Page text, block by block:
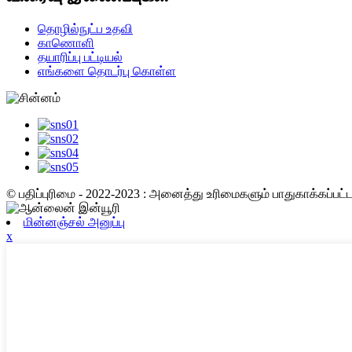
தொழில்நுட்ப உதவி
காணொளி
தயாரிப்பு பட்டியல்
எங்களை தொடர்பு கொள்ள
© பதிப்புரிமை - 2022-2023 : அனைத்து உரிமைகளும்
மின்னஞ்சல் அனுப்பு
x